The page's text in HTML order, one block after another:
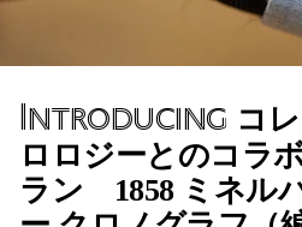
Introducing コ
ロロジーとのコラ
ラン 1858 ミネル